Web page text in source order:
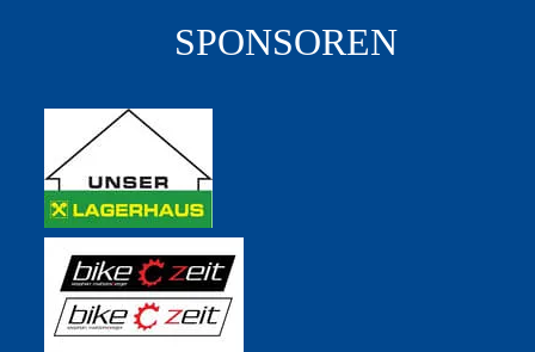
SPONSOREN